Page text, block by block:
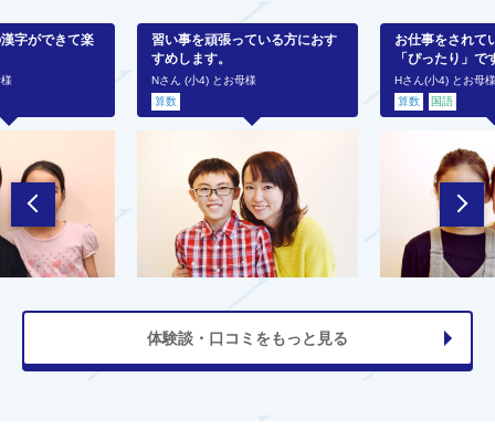
字ができて楽
習い事を頑張っている方におす
すめします。
Nさん (小4) とお母様
算数
お仕事をされて
「ぴったり」で
Hさん(小4) とお母
算数
国語
体験談・口コミをもっと見る